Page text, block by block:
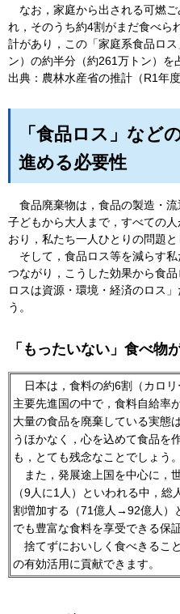
なお，家庭から出される可燃
れ，そのうち約4割がまだ食べら
計があり，この「家庭系食品ロ
ン） の約半分（約261万トン）を
出典：農林水産省の推計（R1年度
「食品ロス」など
進める必要性
食品廃棄物は，食品の製造・
子どもから大人まで，すべての
おり，私たち一人ひとりの問題と
そして，食品ロス等を減らす
つながり，こうした効果から食
ロスは資源・環境・経済のロス
う。
「もったいない」食べ物
日本は，食料の約6割（カロ
主要先進国の中で，食料自給率
大量の食品を廃棄している実態
うほかなく，心を込めて食品を
も，とても残念なことでしょう。
また， 発展途上国を中心に，
（9人に1人）といわれる中，
割増加する（71億人→92億人）
でも豊富な食料を享受できる保
捨てずにおいしく 食べきるこ
の有効活用に貢献できます。